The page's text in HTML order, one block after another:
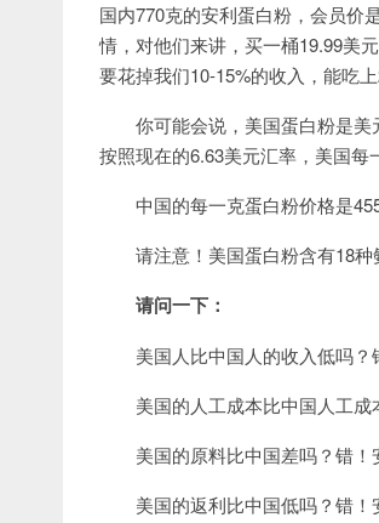
国内770克的安利蛋白粉，会员价
情，对他们来讲，买一桶19.99美
要花掉我们10-15%的收入，能吃上
你可能会说，美国蛋白粉是
按照现在的6.63美元汇率，美国每
中国的每一克蛋白粉价格是
请注意！美国蛋白粉含有18
请问一下：
美国人比中国人的收入低吗
美国的人工成本比中国人工
美国的原料比中国差吗？错
美国的返利比中国低吗？错